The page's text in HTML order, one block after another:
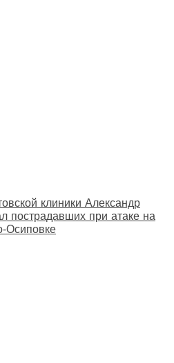
клиники Александр
пострадавших при атаке на